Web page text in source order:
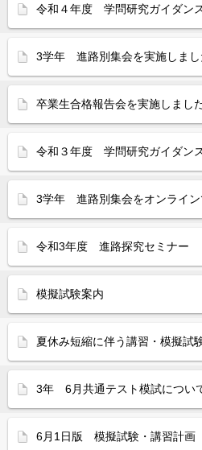
令和４年度 学問研究ガイダン
3学年 進路別集会を実施しまし
卒業生合格報告会を実施しまし
令和３年度 学問研究ガイダン
3学年 進路別集会をオンライン
令和3年度 進路探究セミナー
模擬試験案内
夏休み短縮に伴う講習・模擬試
3年 6月共通テスト模試につい
6月1日版 模擬試験・講習計画